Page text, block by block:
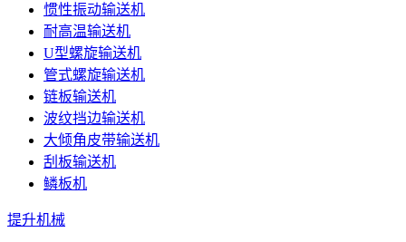
惯性振动输送机
耐高温输送机
U型螺旋输送机
管式螺旋输送机
链板输送机
波纹挡边输送机
大倾角皮带输送机
刮板输送机
鳞板机
提升机械